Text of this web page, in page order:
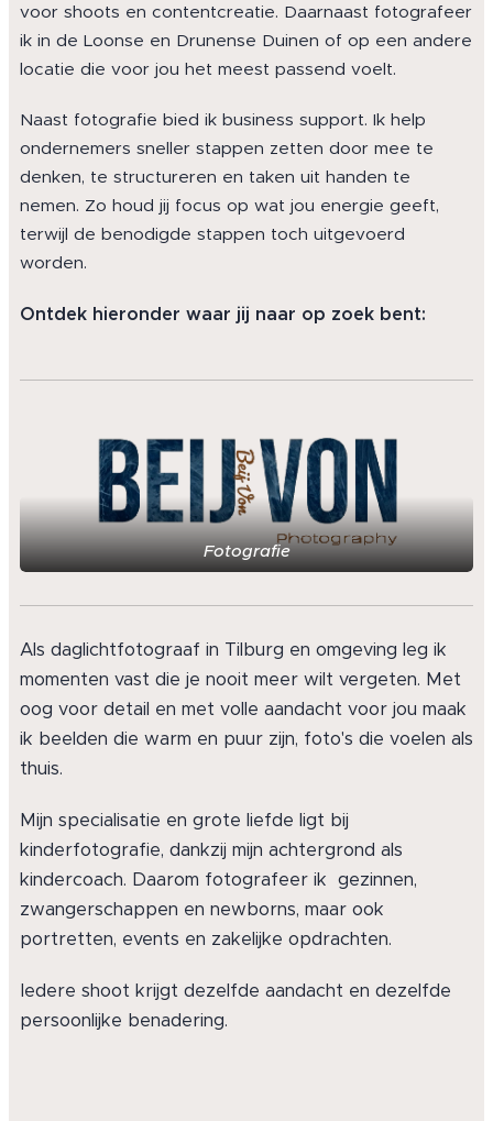
voor shoots en contentcreatie. Daarnaast fotografeer
ik in de Loonse en Drunense Duinen of op een andere
locatie die voor jou het meest passend voelt.
Naast fotografie bied ik business support. Ik help
ondernemers sneller stappen zetten door mee te
denken, te structureren en taken uit handen te
nemen. Zo houd jij focus op wat jou energie geeft,
terwijl de benodigde stappen toch uitgevoerd
worden.
Ontdek hieronder waar jij naar op zoek bent:
Fotografie
Als daglichtfotograaf in Tilburg en omgeving leg ik
momenten vast die je nooit meer wilt vergeten. Met
oog voor detail en met volle aandacht voor jou maak
ik beelden die warm en puur zijn, foto's die voelen als
thuis.
Mijn specialisatie en grote liefde ligt bij
kinderfotografie, dankzij mijn achtergrond als
kindercoach. Daarom fotografeer ik gezinnen,
zwangerschappen en newborns, maar ook
portretten, events en zakelijke opdrachten.
Iedere shoot krijgt dezelfde aandacht en dezelfde
persoonlijke benadering.